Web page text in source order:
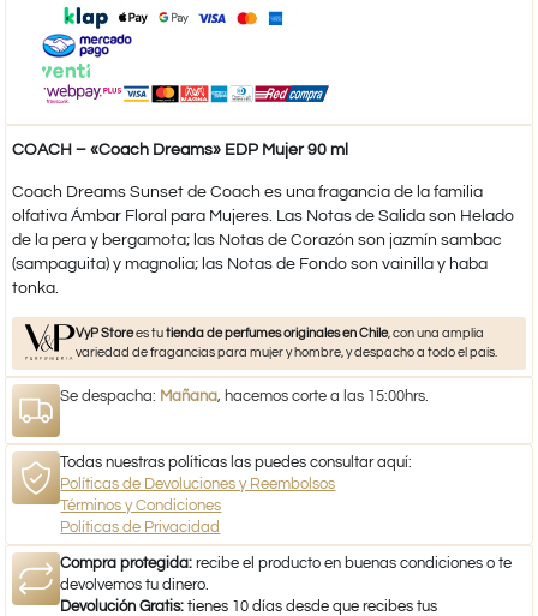
COACH – «Coach Dreams» EDP Mujer 90 ml
Coach Dreams Sunset de Coach es una fragancia de la familia
olfativa Ámbar Floral para Mujeres. Las Notas de Salida son Helado
de la pera y bergamota; las Notas de Corazón son jazmín sambac
(sampaguita) y magnolia; las Notas de Fondo son vainilla y haba
tonka.
VyP Storees tutienda de perfumes originales en Chile, con una amplia
variedad de fragancias para mujer y hombre, y despacho a todo el país.
Se despacha: Mañana, hacemos corte a las 15:00hrs.
Todas nuestras políticas las puedes consultar aquí:
Políticas de Devoluciones y Reembolsos
Términos y Condiciones
Políticas de Privacidad
Compra protegida: recibe el producto en buenas condiciones o te
devolvemos tu dinero.
Devolución Gratis: tienes 10 días desde que recibes tus